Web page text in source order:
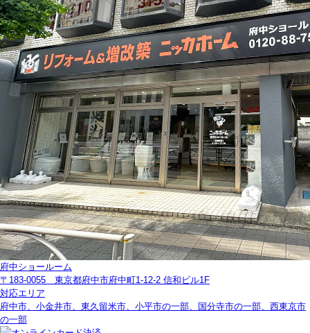
府中ショールーム
〒183-0055 東京都府中市府中町1-12-2 信和ビル1F
対応エリア
府中市、小金井市、東久留米市、 小平市の一部、 国分寺市の一部、 西東京市
の一部